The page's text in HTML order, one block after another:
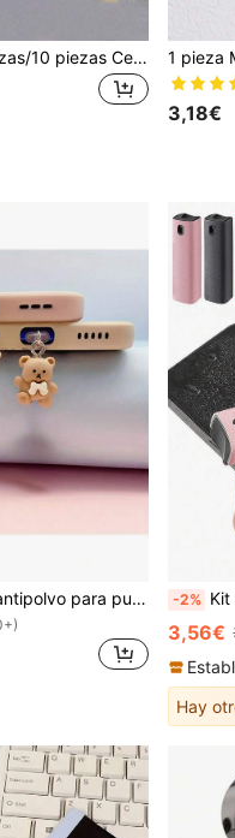
50 piezas/20 piezas/10 piezas Cepillos de limpieza mini, adecuados para limpiar agujeros y grietas, cepillos de limpieza electrónicos de cerdas suaves, cepillos de limpieza de nailon ultrafinos anti-obstrucción para el baño, adecuados para limpiar agujeros de teléfonos, grietas del inodoro, herramientas de limpieza del hogar, adecuados para el cabezal de ducha, el teclado del teléfono, la computadora, la computadora portátil, etc., Juego de 5 piezas de cepillos de limpieza
3,18€
1 pieza Enchufe antipolvo para puerto de carga de teléfono celular con diseño de oso de granos de café, compatible con cargadores de iPhone/Tipo-C/Android -2% Kit de limpieza de
3,56€
Hay